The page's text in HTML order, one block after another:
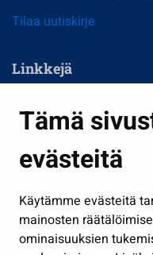
Tämä
evästeitä
Käytämme evästeitä
mainosten
ominaisuuksien
Tilaa uutiskirje
Linkkejä
Kasvatus ja opetus
Kulttuuri ja liikunta
Työ ja yrittäminen
Osallistu ja asioi